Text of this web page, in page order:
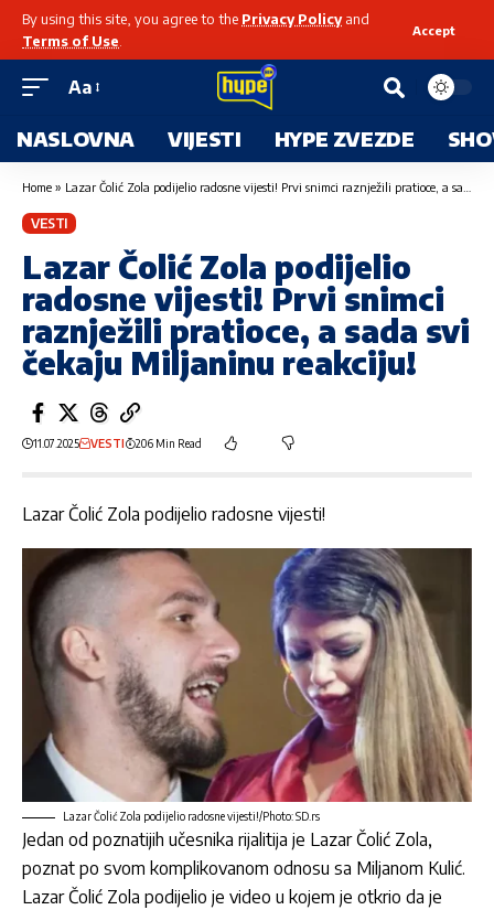
By using this site, you agree to the Privacy Policyand
Terms of Use
Accept
Aa
NASLOVNA VIJESTI HYPE ZVEZDE
Home » Lazar Čolić Zola podijelio radosne vijesti! Prvi snimci raznježili pratioce, a sada svi čekaju Miljaninu reakciju!
VESTI
Lazar Čolić Zola podijelio
radosne vijesti! Prvi snimci
raznježili pratioce, a sada svi
čekaju Miljaninu reakciju!
11.07.2025 VESTI 206 Min Read
Lazar Čolić Zola podijelio radosne vijesti!
Lazar Čolić Zola podijelio radosne vijesti!/Photo: SD.rs
Jedan od poznatijih učesnika rijalitija je Lazar Čolić Zola,
poznat po svom komplikovanom odnosu sa Miljanom Kulić.
Lazar Čolić Zola podijelio je video u kojem je otkrio da je